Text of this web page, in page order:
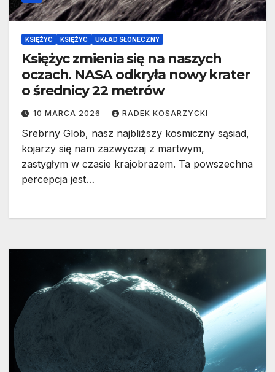
KSIĘŻYC KSIĘŻYC UKŁAD SŁONECZNY
Księżyc zmienia się na naszych
oczach. NASA odkryła nowy krater
o średnicy 22 metrów
10 MARCA 2026 RADEK KOSARZYCKI
Srebrny Glob, nasz najbliższy kosmiczny sąsiad,
kojarzy się nam zazwyczaj z martwym,
zastygłym w czasie krajobrazem. Ta powszechna
percepcja jest…